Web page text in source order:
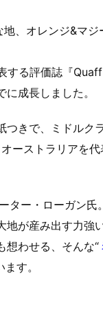
、オレンジ&マジ
する評価誌『
成長しました。
つきで、ミドルク
ーストラリアを
ター・ローガン氏
が産み出す力強
想わせる、そんな“
す。